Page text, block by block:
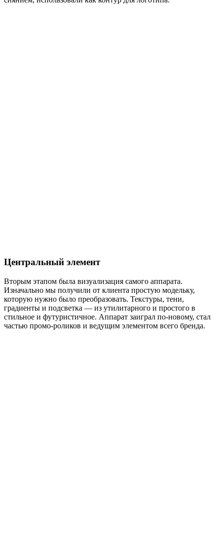
Центральный элемент
Вторым этапом была визуализация самого аппарата.
Изначально мы получили от клиента простую модельку,
которую нужно было преобразовать. Текстуры, тени,
градиенты и подсветка — из утилитарного и простого в
стильное и футуристичное. Аппарат заиграл по-новому, стал
частью промо-роликов и ведущим элементом всего бренда.